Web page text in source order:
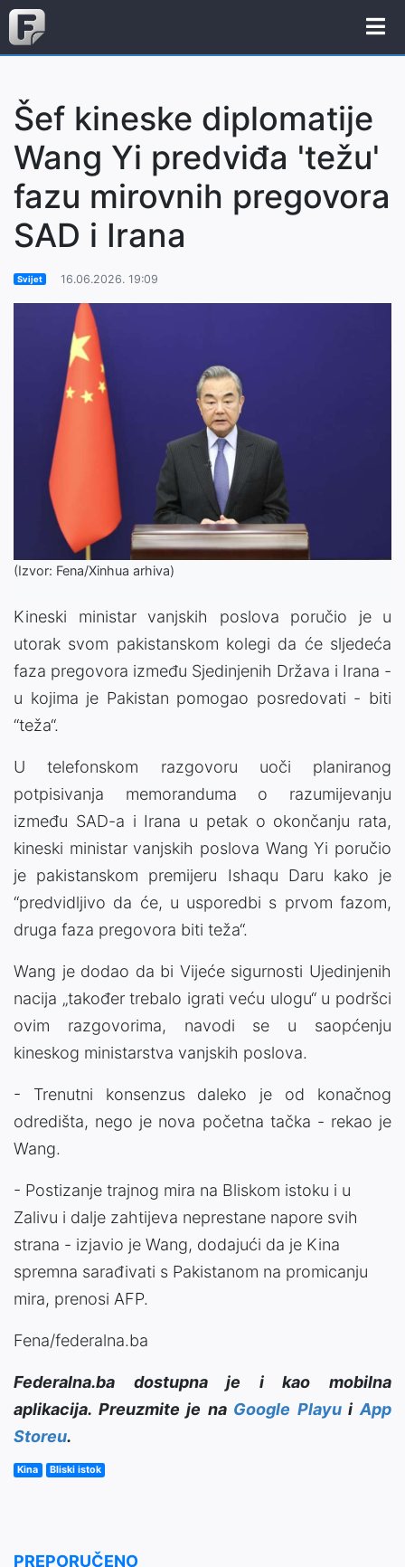
Šef kineske diplomatije
Wang Yi predviđa 'težu'
fazu mirovnih pregovora
SAD i Irana
Svijet 16.06.2026. 19:09
(Izvor: Fena/Xinhua arhiva)
Kineski ministar vanjskih poslova poručio je u
utorak svom pakistanskom kolegi da će sljedeća
faza pregovora između Sjedinjenih Država i Irana -
u kojima je Pakistan pomogao posredovati - biti
“teža“.
U telefonskom razgovoru uoči planiranog
potpisivanja memoranduma o razumijevanju
između SAD-a i Irana u petak o okončanju rata,
kineski ministar vanjskih poslova Wang Yi poručio
je pakistanskom premijeru Ishaqu Daru kako je
“predvidljivo da će, u usporedbi s prvom fazom,
druga faza pregovora biti teža“.
Wang je dodao da bi Vijeće sigurnosti Ujedinjenih
nacija „također trebalo igrati veću ulogu“ u podršci
ovim razgovorima, navodi se u saopćenju
kineskog ministarstva vanjskih poslova.
- Trenutni konsenzus daleko je od konačnog
odredišta, nego je nova početna tačka - rekao je
Wang.
- Postizanje trajnog mira na Bliskom istoku i u
Zalivu i dalje zahtijeva neprestane napore svih
strana - izjavio je Wang, dodajući da je Kina
spremna sarađivati ​​s Pakistanom na promicanju
mira, prenosi AFP.
Fena/federalna.ba
Federalna.ba dostupna je i kao mobilna
aplikacija. Preuzmite je na Google PlayuiApp
Storeu.
Kina Bliski istok
PREPORUČENO